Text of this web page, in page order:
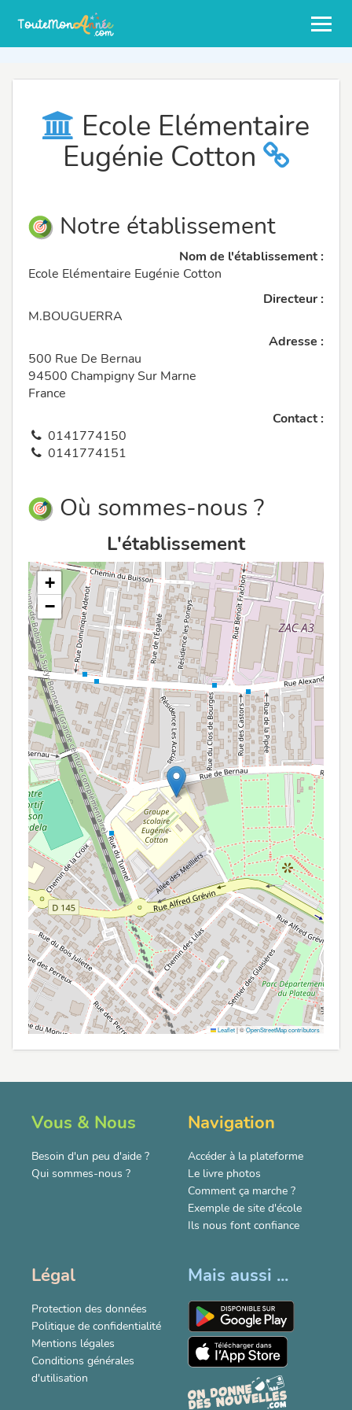
Ecole Elémentaire
Eugénie Cotton
Notre établissement
Nom de l'établissement :
Ecole Elémentaire Eugénie Cotton
Directeur :
M.BOUGUERRA
Adresse :
500 Rue De Bernau
94500 Champigny Sur Marne
France
Contact :
0141774150
0141774151
Où sommes-nous ?
L'établissement
+
−
Leaflet|©OpenStreetMap contributors
Vous & Nous
Besoin d'un peu d'aide ?
Qui sommes-nous ?
Navigation
Accéder à la plateforme
Le livre photos
Comment ça marche ?
Exemple de site d'école
Ils nous font confiance
Légal
Protection des données
Politique de confidentialité
Mentions légales
Conditions générales
d'utilisation
Mais aussi ...